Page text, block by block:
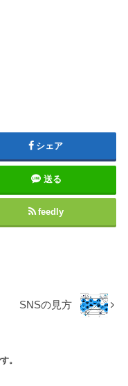
シェア
送る
feedly
SNSの見方
。